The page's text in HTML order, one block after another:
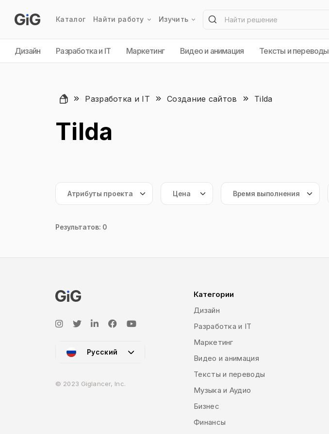
Каталог Найти работу Изучить
Дизайн Разработка и IT Маркетинг Видео и анимация Тексты и переводы
Разработка и IT Создание сайтов Tilda
Tilda
Результатов: 0
Русский
© 2023 Giglancer, Inc.
Категории
Дизайн
Разработка и IT
Маркетинг
Видео и анимация
Тексты и переводы
Музыка и Аудио
Бизнес
Финансы